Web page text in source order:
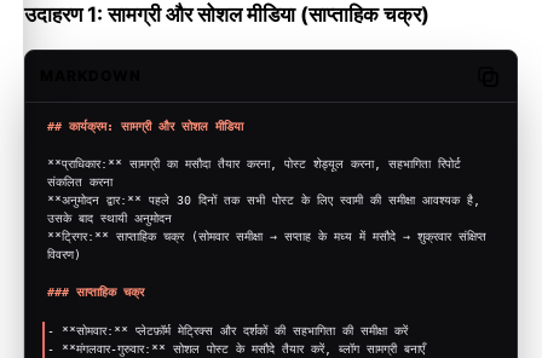
उदाहरण 1: सामग्री और सोशल मीडिया (साप्ताहिक चक्र)
## कार्यक्रम: सामग्री और सोशल मीडिया
**प्राधिकार:** सामग्री का मसौदा तैयार करना, पोस्ट शेड्यूल करना, सहभागिता रिपोर्ट
संकलित करना
**अनुमोदन द्वार:** पहले 30 दिनों तक सभी पोस्ट के लिए स्वामी की समीक्षा आवश्यक है,
उसके बाद स्थायी अनुमोदन
**ट्रिगर:** साप्ताहिक चक्र (सोमवार समीक्षा → सप्ताह के मध्य में मसौदे → शुक्रवार संक्षिप्त
विवरण)
### साप्ताहिक चक्र
- **सोमवार:** प्लेटफ़ॉर्म मेट्रिक्स और दर्शकों की सहभागिता की समीक्षा करें
-
**मंगलवार-गुरुवार:** सोशल पोस्ट के मसौदे तैयार करें, ब्लॉग सामग्री बनाएँ